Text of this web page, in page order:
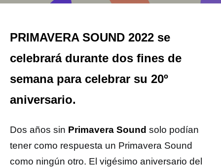
PRIMAVERA SOUND 2022 se
celebrará durante dos fines de
semana para celebrar su 20º
aniversario.
Dos años sin Primavera Sound solo podían
tener como respuesta un Primavera Sound
como ningún otro. El vigésimo aniversario del